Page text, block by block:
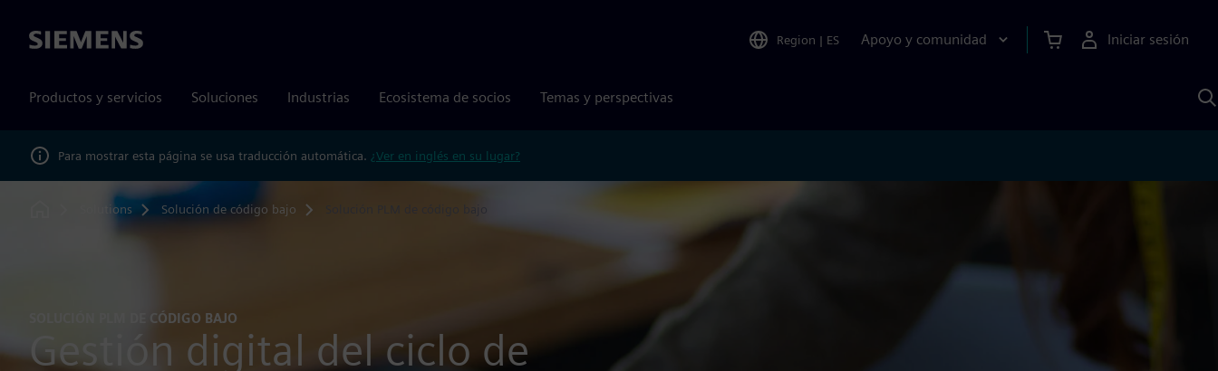
Siemens Region | ES Apoyo y comunidad Iniciar sesión
Productos y servicios Soluciones Industrias Ecosistema de socios Temas y perspectivas
Para mostrar esta página se usa traducción automática. ¿Ver en inglés en su lugar?
Solutions Solución de código bajo
SOLUCIÓN PLM DE CÓDIGO BAJO
Gestión digital del ciclo de